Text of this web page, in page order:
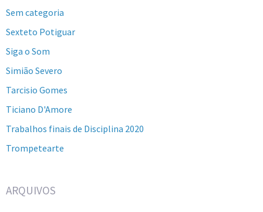
Sem categoria
Sexteto Potiguar
Siga o Som
Simião Severo
Tarcisio Gomes
Ticiano D'Amore
Trabalhos finais de Disciplina 2020
Trompetearte
ARQUIVOS